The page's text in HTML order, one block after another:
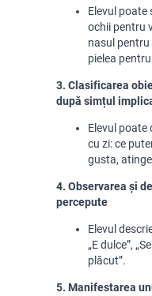
Elevul poate
ochii pentru
nasul
pielea
3. Clasificarea
după simțul
Elevul poate
cu zi: ce
gusta,
4. Observarea și
percepute
Elevul
„E dulce”,
plăcut”.
5. Manifestarea